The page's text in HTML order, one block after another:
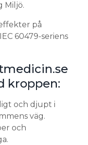
Miljö.
på
60479-seriens
kroppen:
och djupt i
väg.
och